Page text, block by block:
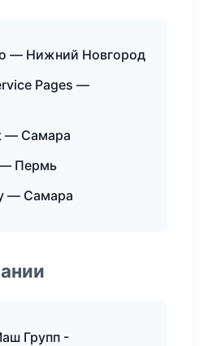
— Нижний Новгород
Pages —
— Самара
— Пермь
— Самара
Групп -